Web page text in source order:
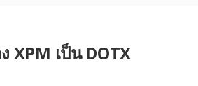
XPM เป็น DOTX